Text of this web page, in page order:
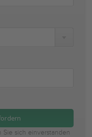
Sie sich einverstanden